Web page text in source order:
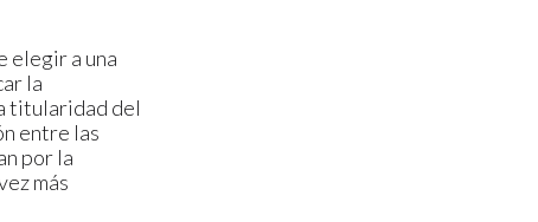
elegir a una
la
titularidad del
entre las
por la
más